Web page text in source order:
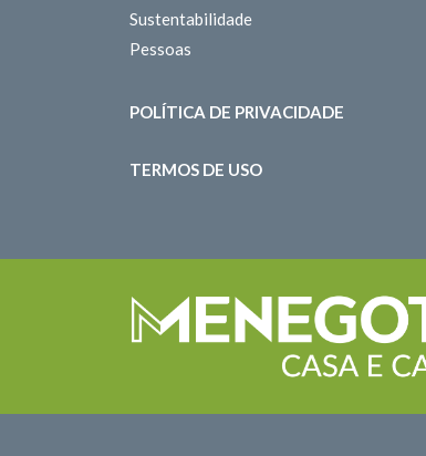
Sustentabilidade
Pessoas
POLÍTICA DE PRIVACIDADE
TERMOS DE USO